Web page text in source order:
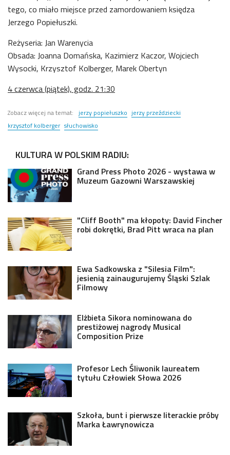
tego, co miało miejsce przed zamordowaniem księdza
Jerzego Popiełuszki.
Reżyseria: Jan Warenycia
Obsada: Joanna Domańska, Kazimierz Kaczor, Wojciech
Wysocki, Krzysztof Kolberger, Marek Obertyn
4 czerwca (piątek), godz. 21:30
Zobacz więcej na temat: jerzy popiełuszko jerzy przeździecki
krzysztof kolberger słuchowisko
KULTURA W POLSKIM RADIU:
Grand Press Photo 2026 - wystawa w
Muzeum Gazowni Warszawskiej
"Cliff Booth" ma kłopoty: David Fincher
robi dokrętki, Brad Pitt wraca na plan
Ewa Sadkowska z "Silesia Film":
jesienią zainaugurujemy Śląski Szlak
Filmowy
Elżbieta Sikora nominowana do
prestiżowej nagrody Musical
Composition Prize
Profesor Lech Śliwonik laureatem
tytułu Człowiek Słowa 2026
Szkoła, bunt i pierwsze literackie próby
Marka Ławrynowicza